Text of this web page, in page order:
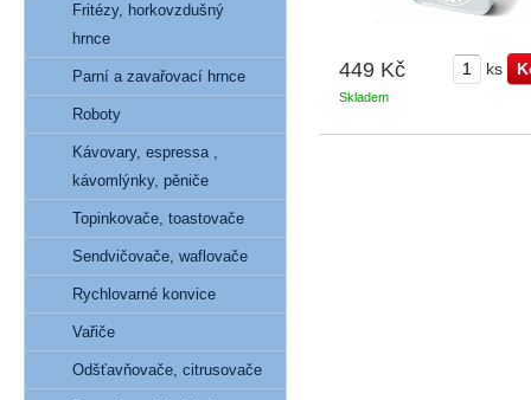
449 Kč ks
Skladem
Fritézy, horkovzdušný
hrnce
Parní a zavařovací hrnce
Roboty
Kávovary, espressa ,
kávomlýnky, pěniče
Topinkovače, toastovače
Sendvičovače, waflovače
Rychlovarné konvice
Vařiče
Odšťavňovače, citrusovače